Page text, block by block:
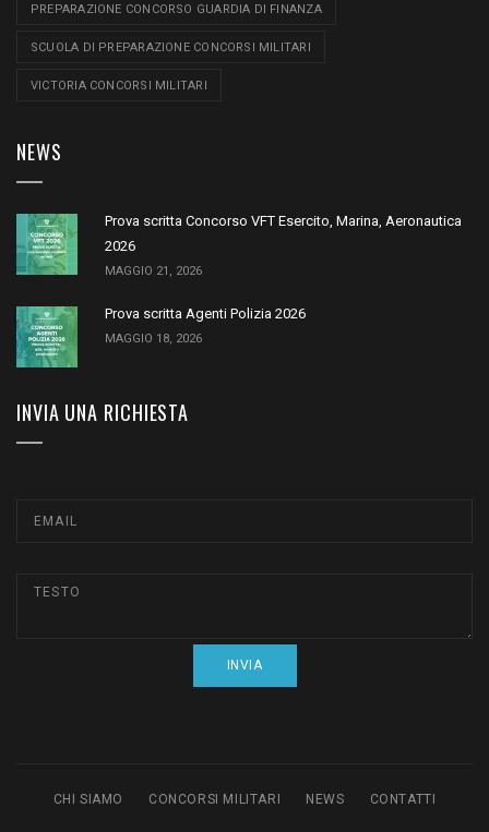
PREPARAZIONE CONCORSO GUARDIA DI FINANZA
SCUOLA DI PREPARAZIONE CONCORSI MILITARI
VICTORIA CONCORSI MILITARI
NEWS
Prova scritta Concorso VFT Esercito, Marina, Aeronautica
2026
MAGGIO 21, 2026
Prova scritta Agenti Polizia 2026
MAGGIO 18, 2026
INVIA UNA RICHIESTA
CHI SIAMO CONCORSI MILITARI NEWS CONTATTI